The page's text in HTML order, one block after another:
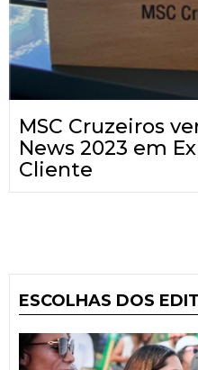
MSC Cruzeiros
News 2023 em
Cliente
ESCOLHAS DOS